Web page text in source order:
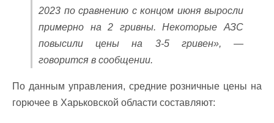
2023 по сравнению с концом июня выросли
примерно на 2 гривны. Некоторые АЗС
повысили цены на 3-5 гривен», —
говорится в сообщении.
По данным управления, средние розничные цены на
горючее в Харьковской области составляют: